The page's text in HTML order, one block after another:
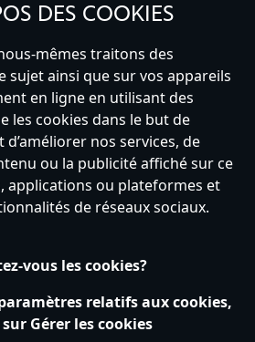
d’utilisation
Trouver un magasin
de la vie privée
relative à la confidentialité
DES COOKIES
mêmes traitons des
sujet ainsi que sur vos appareils
en ligne en utilisant des
les cookies dans le but de
d’améliorer nos services, de
ou la publicité affiché sur ce
applications ou plateformes et
de réseaux sociaux.
vous les cookies?
relatifs aux cookies,
Gérer les cookies